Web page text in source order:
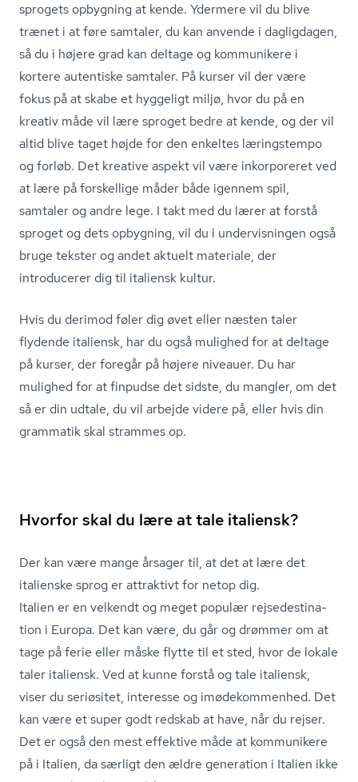
sprogets opbygning at kende. Ydermere vil du blive
trænet i at føre samtaler, du kan anvende i dagligdagen,
så du i højere grad kan deltage og kommunikere i
kortere autentiske samtaler. På kurser vil der være
fokus på at skabe et hyggeligt miljø, hvor du på en
kreativ måde vil lære sproget bedre at kende, og der vil
altid blive taget højde for den enkeltes læringstempo
og forløb. Det kreative aspekt vil være inkorporeret ved
at lære på forskellige måder både igennem spil,
samtaler og andre lege. I takt med du lærer at forstå
sproget og dets opbygning, vil du i undervisningen også
bruge tekster og andet aktuelt materiale, der
introducerer dig til italiensk kultur.
Hvis du derimod føler dig øvet eller næsten taler
flydende italiensk, har du også mulighed for at deltage
på kurser, der foregår på højere niveauer. Du har
mulighed for at finpudse det sidste, du mangler, om det
så er din udtale, du vil arbejde videre på, eller hvis din
grammatik skal strammes op.
Hvorfor skal du lære at tale italiensk?
Der kan være mange årsager til, at det at lære det
italienske sprog er attraktivt for netop dig.
Italien er en velkendt og meget populær rej­se­desti­na­
tion i Europa. Det kan være, du går og drømmer om at
tage på ferie eller måske flytte til et sted, hvor de lokale
taler italiensk. Ved at kunne forstå og tale italiensk,
viser du seriøsitet, interesse og imødekommenhed. Det
kan være et super godt redskab at have, når du rejser.
Det er også den mest effektive måde at kommunikere
på i Italien, da særligt den ældre generation i Italien ikke